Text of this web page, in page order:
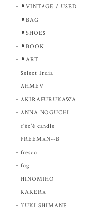
⚫︎VINTAGE / USED
⚫︎BAG
⚫︎SHOES
⚫︎BOOK
⚫︎ART
Select India
AHMEV
AKIRAFURUKAWA
ANNA NOGUCHI
c'èc'è candle
FREEMAN--B
fresco
fog
HINOMIHO
KAKERA
YUKI SHIMANE